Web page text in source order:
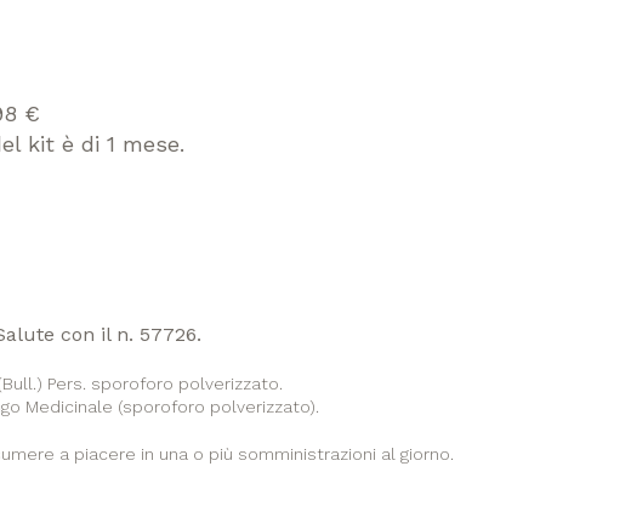
€
kit è di 1 mese.
con il n. 57726.
Pers. sporoforo polverizzato.
Medicinale (sporoforo polverizzato).
a piacere in una o più somministrazioni al giorno.